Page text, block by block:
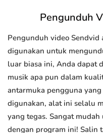
Pengunduh
Pengunduh video
digunakan untuk
luar biasa ini, Anda dapat
musik apa pun dalam
antarmuka pengguna
digunakan, alat ini selalu
yang tegas. Sangat
dengan program ini! Salin